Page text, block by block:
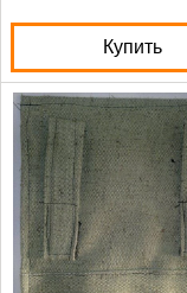
Купить